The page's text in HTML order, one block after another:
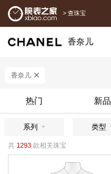
> 查珠宝
香奈儿
香奈儿
热门 新品
系列 类型
共 1293款相关珠宝